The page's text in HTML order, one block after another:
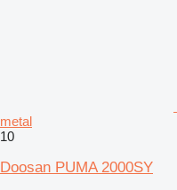
metal
10
Doosan PUMA 2000SY